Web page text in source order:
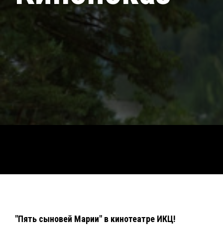
"Пять сыновей Марии" в кинотеатре ИКЦ!